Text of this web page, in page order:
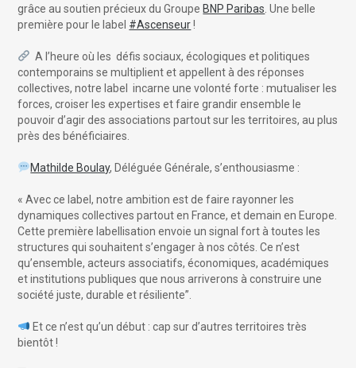
grâce au soutien précieux du Groupe BNP Paribas . Une belle
première pour le label #Ascenseur!
A l’heure où les défis sociaux, écologiques et politiques
contemporains se multiplient et appellent à des réponses
collectives, notre label incarne une volonté forte : mutualiser les
forces, croiser les expertises et faire grandir ensemble le
pouvoir d’agir des associations partout sur les territoires, au plus
près des bénéficiaires.
Mathilde Boulay, Déléguée Générale, s’enthousiasme :
« Avec ce label, notre ambition est de faire rayonner les
dynamiques collectives partout en France, et demain en Europe.
Cette première labellisation envoie un signal fort à toutes les
structures qui souhaitent s’engager à nos côtés. Ce n’est
qu’ensemble, acteurs associatifs, économiques, académiques
et institutions publiques que nous arriverons à construire une
société juste, durable et résiliente”.
Et ce n’est qu’un début : cap sur d’autres territoires très
bientôt !